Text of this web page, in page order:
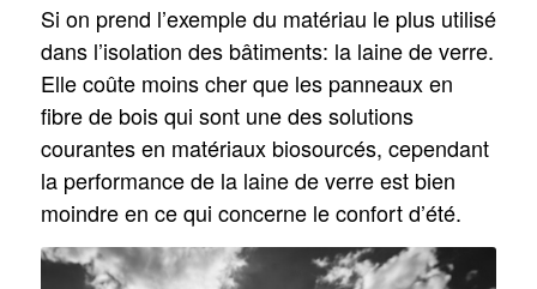
Si on prend l’exemple du matériau le plus utilisé
dans l’isolation des bâtiments: la laine de verre.
Elle coûte moins cher que les panneaux en
fibre de bois qui sont une des solutions
courantes en matériaux biosourcés, cependant
la performance de la laine de verre est bien
moindre en ce qui concerne le confort d’été.